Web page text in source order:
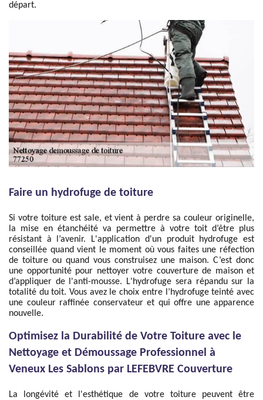
départ.
Faire un hydrofuge de toiture
Si votre toiture est sale, et vient à perdre sa couleur originelle,
la mise en étanchéité va permettre à votre toit d’être plus
résistant à l’avenir. L'application d'un produit hydrofuge est
conseillée quand vient le moment où vous faites une réfection
de toiture ou quand vous construisez une maison. C’est donc
une opportunité pour nettoyer votre couverture de maison et
d’appliquer de l'anti-mousse. L'hydrofuge sera répandu sur la
totalité du toit. Vous avez le choix entre l’hydrofuge teinté avec
une couleur raffinée conservateur et qui offre une apparence
nouvelle.
Optimisez la Durabilité de Votre Toiture avec le
Nettoyage et Démoussage Professionnel à
Veneux Les Sablons par LEFEBVRE Couverture
La longévité et l'esthétique de votre toiture peuvent être